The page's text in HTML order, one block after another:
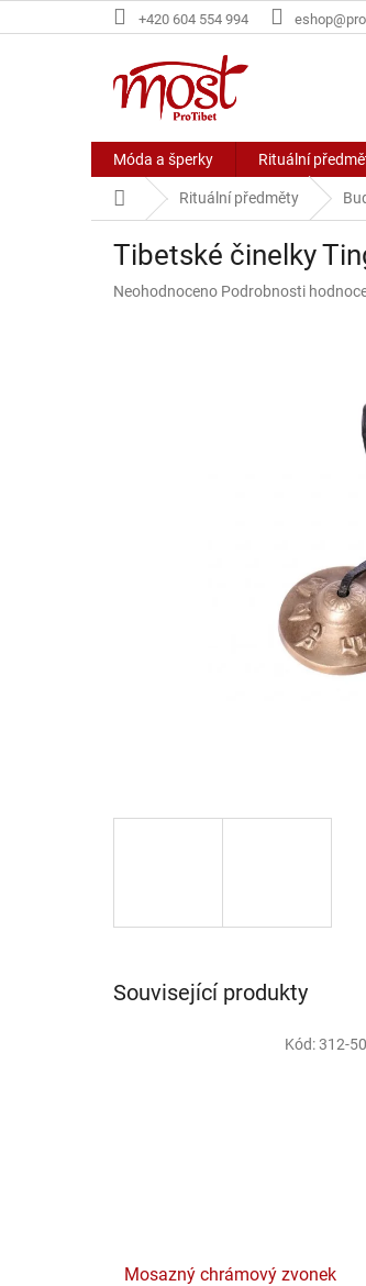
na
+420 604 554 994
Móda a šperky Rituální
Domů Rituální předměty
Tibetské činelky
Průměrné
Neohodnoceno Podrobnosti
Související produkty
Mosazný chrámový zvonek
Kód:312-